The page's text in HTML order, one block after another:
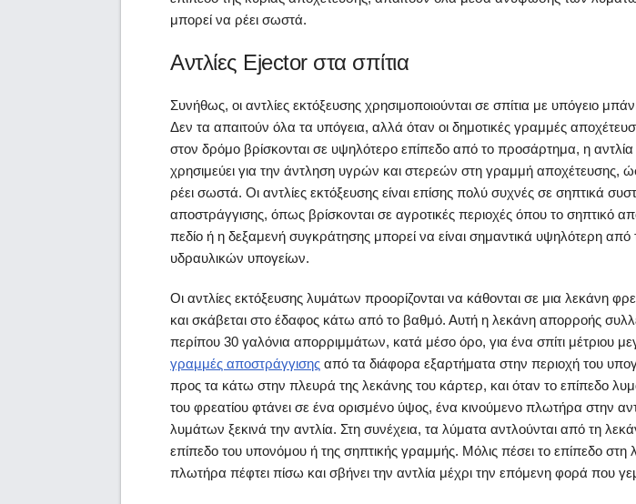
μπορεί να ρέει σωστά.
Αντλίες Ejector στα σπίτια
Συνήθως, οι αντλίες εκτόξευσης χρησιμοποιούνται σε σπίτια με υπόγειο
Δεν τα απαιτούν όλα τα υπόγεια, αλλά όταν οι δημοτικές γραμμές
στον δρόμο βρίσκονται σε υψηλότερο επίπεδο από το προσάρτημα, η αντλία
χρησιμεύει για την άντληση υγρών και στερεών στη γραμμή αποχέτευσης,
ρέει σωστά. Οι αντλίες εκτόξευσης είναι επίσης πολύ συχνές σε σηπτικά
αποστράγγισης, όπως βρίσκονται σε αγροτικές περιοχές όπου το σηπτικό
πεδίο ή η δεξαμενή συγκράτησης μπορεί να είναι σημαντικά υψηλότερη από
υδραυλικών υπογείων.
Οι αντλίες εκτόξευσης λυμάτων προορίζονται να κάθονται σε μια λεκάνη
και σκάβεται στο έδαφος κάτω από το βαθμό. Αυτή η λεκάνη απορροής
περίπου 30 γαλόνια απορριμμάτων, κατά μέσο όρο, για ένα σπίτι μέτριου
γραμμές αποστράγγισης από τα διάφορα εξαρτήματα στην περιοχή του
προς τα κάτω στην πλευρά της λεκάνης του κάρτερ, και όταν το επίπεδο
του φρεατίου φτάνει σε ένα ορισμένο ύψος, ένα κινούμενο πλωτήρα στην
λυμάτων ξεκινά την αντλία. Στη συνέχεια, τα λύματα αντλούνται από τη
επίπεδο του υπονόμου ή της σηπτικής γραμμής. Μόλις πέσει το επίπεδο στη
πλωτήρα πέφτει πίσω και σβήνει την αντλία μέχρι την επόμενη φορά που